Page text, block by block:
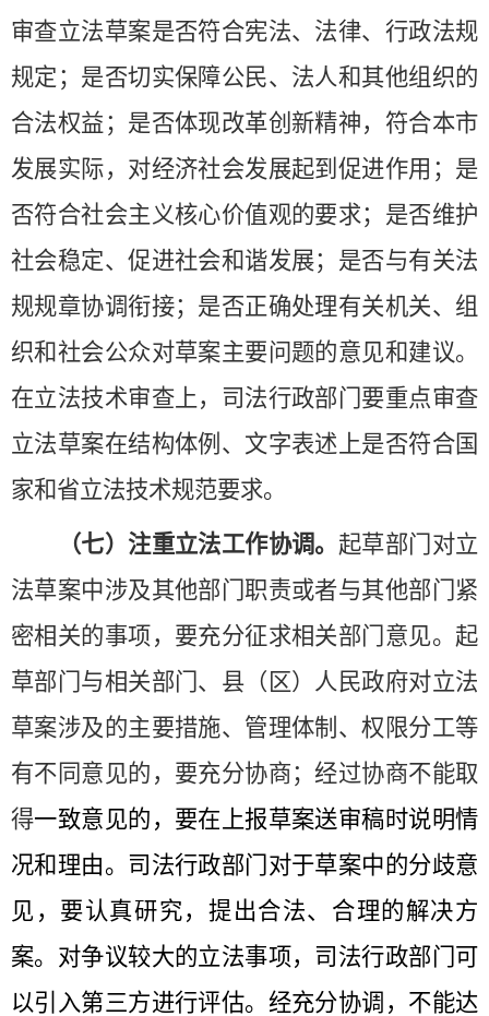
审查立法草案是否符合宪法、法律、行政法规
规定； 是否切实保障公民、法人和其他组织的
合法权益； 是否体现改革创新精神，符合本市
发展实际，对经济社会发展起到促进作用；是
否符合社会主义核心价值观的要求；是否维护
社会稳定、促进社会和谐发展；是否与有关法
规规章协调衔接；是否正确处理有关机关、组
织和社会公众对草案主要问题的意见和建议。
在立法技术审查上，司法行政部门要重点审查
立法草案在结构体例、文字表述上是否符合国
家和省立法技术规范要求。
（七）注重立法工作协调。 起草部门对立
法草案中涉及其他部门职责或者与其他部门紧
密相关的事项，要充分征求相关部门意见。起
草部门与相关部门、县（区）人民政府对立法
草案涉及的主要措施、管理体制、权限分工等
有不同意见的，要充分协商；经过协商不能取
得一致意见的，要在上报草案送审稿时说明情
况和理由。司法行政部门对于草案中的分歧意
见，要认真研究，提出合法、合理的解决方
案。对争议较大的立法事项，司法行政部门可
以引入第三方进行评估。经充分协调，不能达